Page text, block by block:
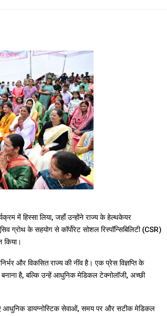
में हिस्सा लिया, जहाँ उन्होंने राज्य के हेल्थकेयर
ग्रोथ के सहयोग से कॉर्पोरेट सोशल रिस्पॉन्सिबिलिटी (CSR)
और विकसित राज्य की नींव है। एक प्रेस विज्ञप्ति के
है, बल्कि उन्हें आधुनिक मेडिकल टेक्नोलॉजी, अच्छी
आधुनिक डायग्नोस्टिक सेवाओं, समय पर और सटीक मेडिकल